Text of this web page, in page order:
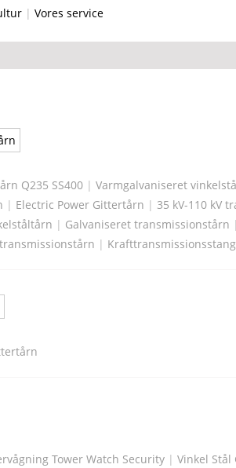
| Vores service
Q235 SS400 | Varmgalvaniseret
| Electric Power Gittertårn | 35 kV-110 kV
| Galvaniseret transmissionstårn |
|
Tower Watch Security | Vinkel